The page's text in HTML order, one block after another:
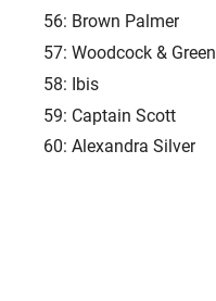
56: Brown Palmer
57: Woodcock & Green
58: Ibis
59: Captain Scott
60: Alexandra Silver